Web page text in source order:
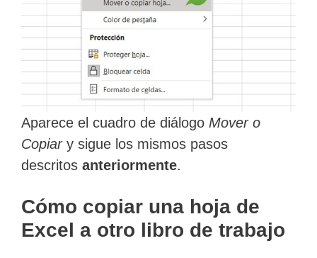
Aparece el cuadro de diálogo Mover o
Copiary sigue los mismos pasos
descritos anteriormente.
Cómo copiar una hoja de
Excel a otro libro de trabajo